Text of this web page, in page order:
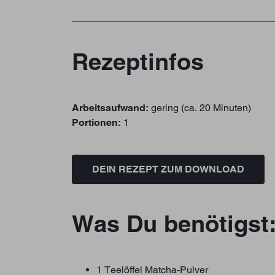
Rezeptinfos
Arbeitsaufwand: gering (ca. 20 Minuten)
Portionen: 1
DEIN REZEPT ZUM DOWNLOAD
Was Du
1 Teelöffel Matcha-Pulver